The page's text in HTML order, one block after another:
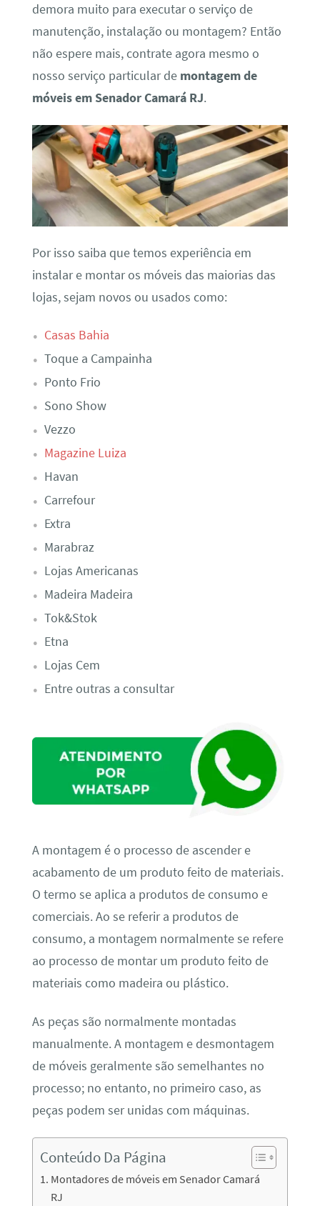
demora muito para executar o serviço de
manutenção, instalação ou montagem? Então
não espere mais, contrate agora mesmo o
nosso serviço particular de montagem de
móveis em Senador Camará RJ.
Por isso saiba que temos experiência em
instalar e montar os móveis das maiorias das
lojas, sejam novos ou usados como:
Casas Bahia
Toque a Campainha
Ponto Frio
Sono Show
Vezzo
Magazine Luiza
Havan
Carrefour
Extra
Marabraz
Lojas Americanas
Madeira Madeira
Tok&Stok
Etna
Lojas Cem
Entre outras a consultar
A montagem é o processo de ascender e
acabamento de um produto feito de materiais.
O termo se aplica a produtos de consumo e
comerciais. Ao se referir a produtos de
consumo, a montagem normalmente se refere
ao processo de montar um produto feito de
materiais como madeira ou plástico.
As peças são normalmente montadas
manualmente. A montagem e desmontagem
de móveis geralmente são semelhantes no
processo; no entanto, no primeiro caso, as
peças podem ser unidas com máquinas.
Conteúdo Da Página
Montadores de móveis em Senador Camará
RJ